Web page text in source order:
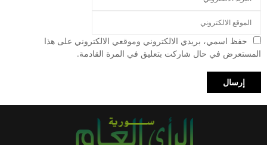
حفظ اسمي، بريدي الالكتروني وموقعي الالكتروني على هذا
المستعرض في حال شاركت بتعليق في المرة القادمة.